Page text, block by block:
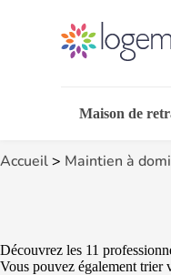
Maison de
Accueil> Maintien à
Découvrez les 11
Vous pouvez également trier